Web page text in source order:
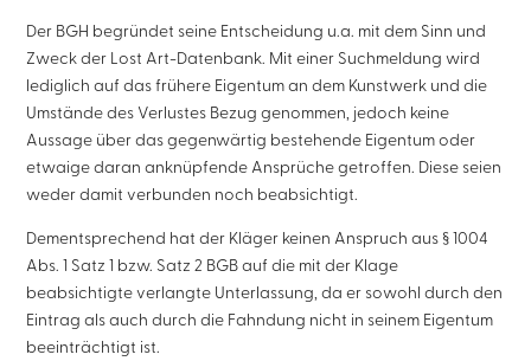
Der BGH begründet seine Entscheidung u.a. mit dem Sinn und
Zweck der Lost Art-Datenbank. Mit einer Suchmeldung wird
lediglich auf das frühere Eigentum an dem Kunstwerk und die
Umstände des Verlustes Bezug genommen, jedoch keine
Aussage über das gegenwärtig bestehende Eigentum oder
etwaige daran anknüpfende Ansprüche getroffen. Diese seien
weder damit verbunden noch beabsichtigt.
Dementsprechend hat der Kläger keinen Anspruch aus § 1004
Abs. 1 Satz 1 bzw. Satz 2 BGB auf die mit der Klage
beabsichtigte verlangte Unterlassung, da er sowohl durch den
Eintrag als auch durch die Fahndung nicht in seinem Eigentum
beeinträchtigt ist.